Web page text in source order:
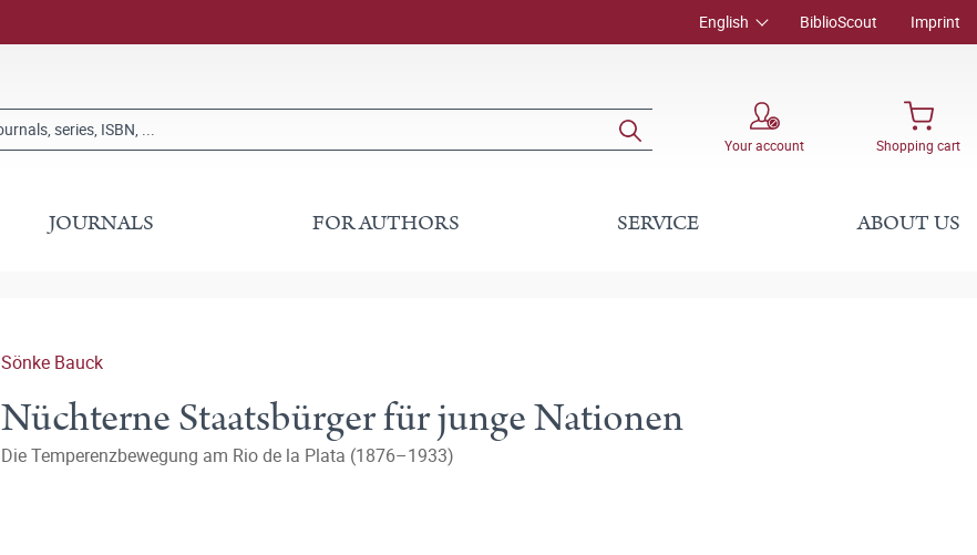
English BiblioScout Imprint
Your account Shopping cart
JOURNALS FOR AUTHORS SERVICE ABOUT US
Sönke Bauck
Nüchterne Staatsbürger für junge Nationen
Die Temperenzbewegung am Rio de la Plata (1876–1933)